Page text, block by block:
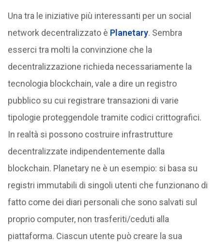
Una tra le iniziative più interessanti per un social
network decentralizzato è Planetary. Sembra
esserci tra molti la convinzione che la
decentralizzazione richieda necessariamente la
tecnologia blockchain, vale a dire un registro
pubblico su cui registrare transazioni di varie
tipologie proteggendole tramite codici crittografici.
In realtà si possono costruire infrastrutture
decentralizzate indipendentemente dalla
blockchain. Planetary ne è un esempio: si basa su
registri immutabili di singoli utenti che funzionano di
fatto come dei diari personali che sono salvati sul
proprio computer, non trasferiti/ceduti alla
piattaforma. Ciascun utente può creare la sua